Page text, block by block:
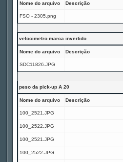
Nome do arquivo Descrição
FSO - 2305.png
velocimetro marca invertido
Nome do arquivo Descrição
SDC11826.JPG
peso da pick-up A 20
Nome do arquivo Descrição
100_2521.JPG
100_2522.JPG
100_2521.JPG
100_2522.JPG